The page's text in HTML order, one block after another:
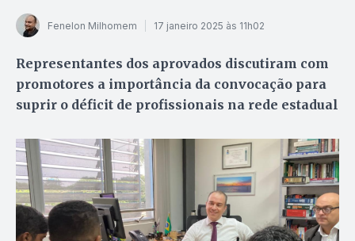
Fenelon Milhomem 17 janeiro 2025 às 11h02
Representantes dos aprovados discutiram com
promotores a importância da convocação para
suprir o déficit de profissionais na rede estadual